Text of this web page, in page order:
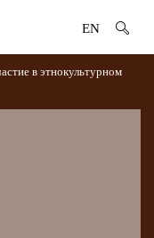
EN
в этнокультурном